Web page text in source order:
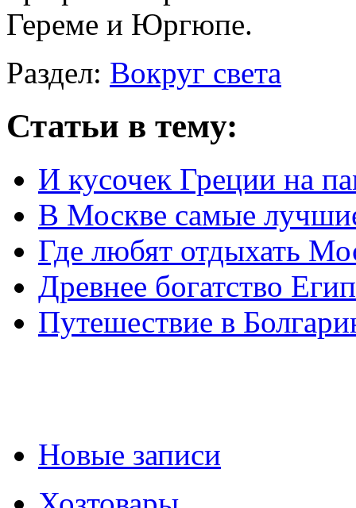
Гереме и Юргюпе.
Раздел: Вокруг света
Статьи в тему:
И кусочек Греции на
В Москве самые
Где любят отдыхать
Древнее богатство
Путешествие в
Новые записи